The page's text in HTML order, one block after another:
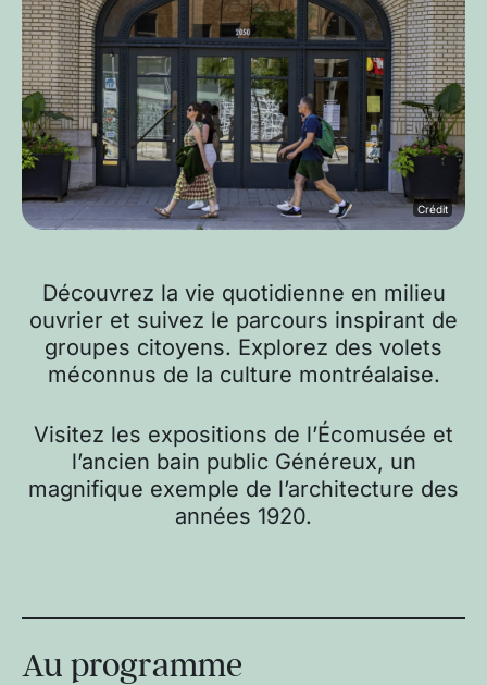
Crédit
Découvrez la vie quotidienne en milieu
ouvrier et suivez le parcours inspirant de
groupes citoyens. Explorez des volets
méconnus de la culture montréalaise.
Visitez les expositions de l’Écomusée et
l’ancien bain public Généreux, un
magnifique exemple de l’architecture des
années 1920.
Au programme